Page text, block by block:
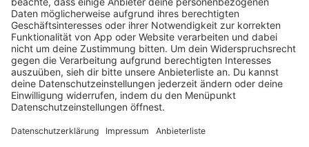
HOME
RADIOS
barba radio
Lagerfeuer
Füße hoch
Schmusekatze
Song Contest
Mädelsabend